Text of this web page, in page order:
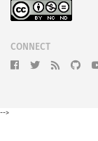
CONNECT
-->